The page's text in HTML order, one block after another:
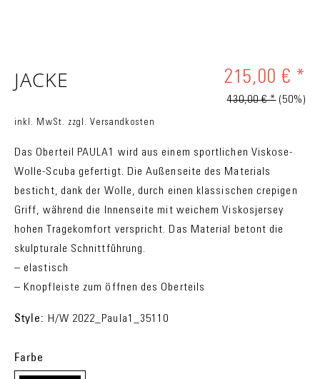
JACKE 215,00 € *
430,00 € * (50%)
inkl. MwSt. zzgl. Versandkosten
Das Oberteil PAULA1 wird aus einem sportlichen Viskose-
Wolle-Scuba gefertigt. Die Außenseite des Materials
besticht, dank der Wolle, durch einen klassischen crepigen
Griff, während die Innenseite mit weichem Viskosjersey
hohen Tragekomfort verspricht. Das Material betont die
skulpturale Schnittführung.
– elastisch
– Knopfleiste zum öffnen des Oberteils
Style: H/W 2022_Paula1_35110
Farbe